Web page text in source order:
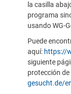
la casilla
programa
usando WG-
Puede
aquí: https://
siguiente
protección
gesucht.de/